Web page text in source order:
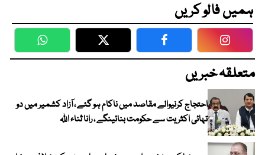
ہمیں فالو کریں
WhatsApp Twitter Facebook
متعلقہ خبریں
احتجاج کرنیوالے مقاصد میں ناکام ہو گئے ، آزاد کشمیر میں دو
تہائی اکثریت سے حکومت بنائینگے ، رانا ثناء اللہ